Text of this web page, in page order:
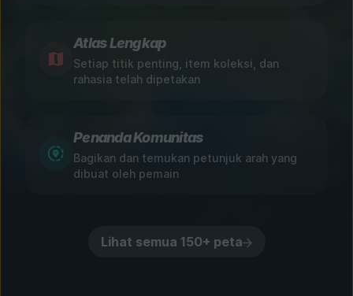
Atlas Lengkap
Setiap titik penting, item koleksi, dan
rahasia telah dipetakan
Penanda Komunitas
Bagikan dan temukan petunjuk arah yang
dibuat oleh pemain
Lihat semua 150+ peta